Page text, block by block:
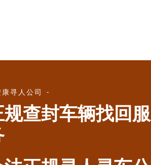
康寻人公司
查封车辆找回服